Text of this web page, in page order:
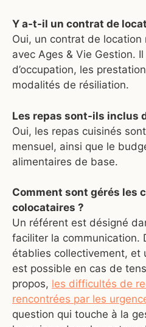
Y a-t-il un contrat de
Oui, un contrat de location
avec Ages & Vie Gestion.
d’occupation, les
modalités de résiliation.
Les repas sont-ils inclus
Oui, les repas cuisinés
mensuel, ainsi que le
alimentaires de base.
Comment sont gérés les
colocataires ?
Un référent est désigné
faciliter la communication.
établies collectivement, et
est possible en cas de
propos, les difficultés de
rencontrées par les
question qui touche à la